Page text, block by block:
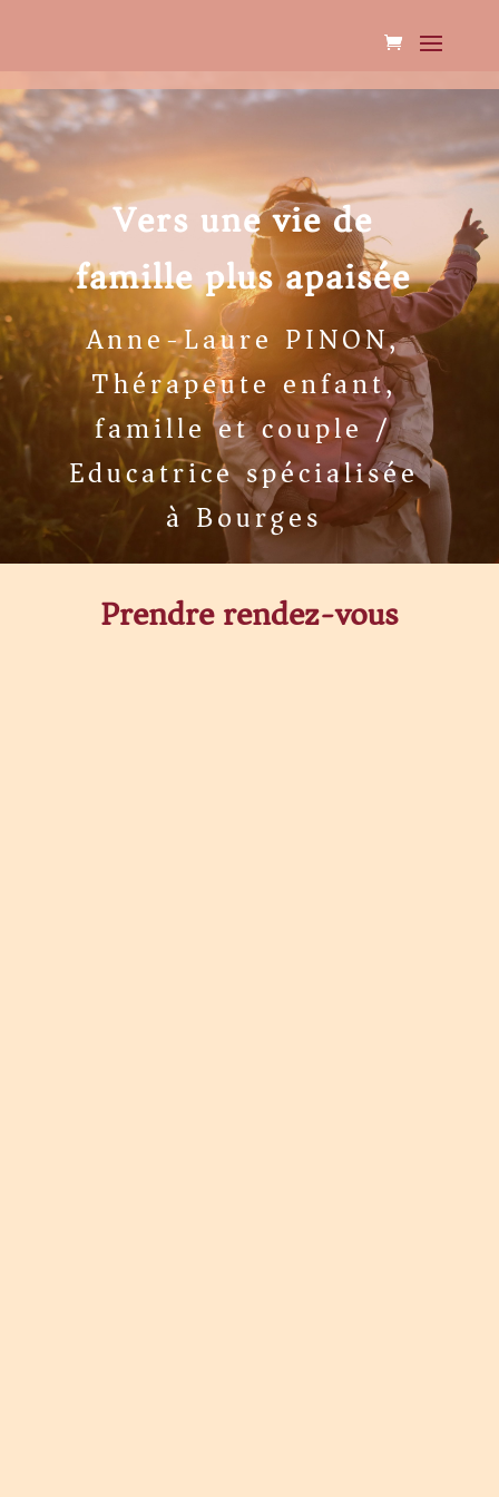
Vers une vie de
famille plus apaisée
Anne-Laure PINON,
Thérapeute enfant,
famille et couple /
Educatrice spécialisée
à Bourges
Prendre rendez-vous